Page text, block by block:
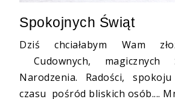
Spokojnych Świąt
Dziś chciałabym Wam
Cudownych, magicznych
Narodzenia. Radości,
czasu pośród bliskich osób....